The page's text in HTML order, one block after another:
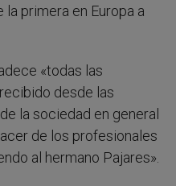
primera en Europa a
«todas las
desde las
la sociedad en general
de los profesionales
al hermano Pajares».